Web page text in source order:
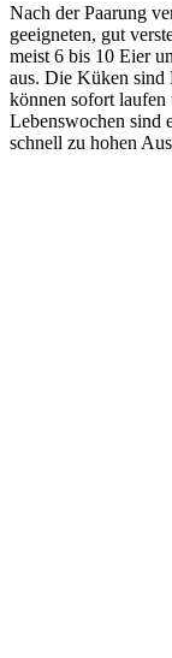
Nach der Paarung
geeigneten, gut
meist 6 bis 10 Eier
aus. Die Küken sind
können sofort laufen
Lebenswochen sind
schnell zu hohen